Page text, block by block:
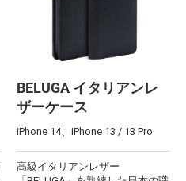
BELUGA イタリアンレ
ザーケース
iPhone 14、iPhone 13 / 13 Pro
高級イタリアンレザー